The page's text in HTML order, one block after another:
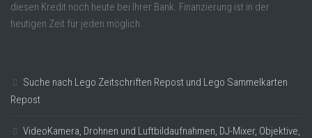
diesen Kredit noch heute bei Ihrer Bank. Finanzierung ist in der
heutigen Zeit für jeden möglich.
Suche nach Lego Zeitschriften Repost und Lego Sammelkarten
Repost
VideoKamera, Drohnen und Luftbildaufnahmen, DJ-Mixer, Objektive,